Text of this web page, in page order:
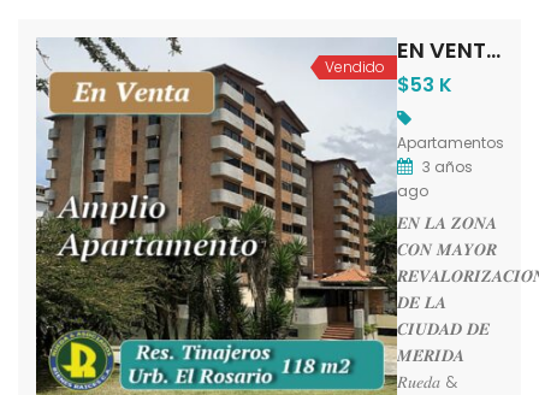
Vendido
EN VENTA AMPLIO APARTAMENTO EN RES. TINAJEROS MÉRIDA – VENEZUELA
$53 K
Apartamentos
3 años
ago
𝑬𝑵 𝑳𝑨 𝒁𝑶𝑵𝑨
𝑪𝑶𝑵 𝑴𝑨𝒀𝑶𝑹
𝑫𝑬 𝑳𝑨
𝑪𝑰𝑼𝑫𝑨𝑫 𝑫𝑬
𝑴𝑬́𝑹𝑰𝑫𝑨
𝑅𝑢𝑒𝑑𝑎 &